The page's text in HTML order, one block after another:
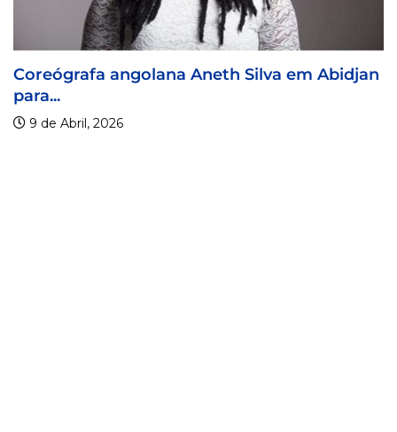
Aneth Silva em Abidjan Visa For Music